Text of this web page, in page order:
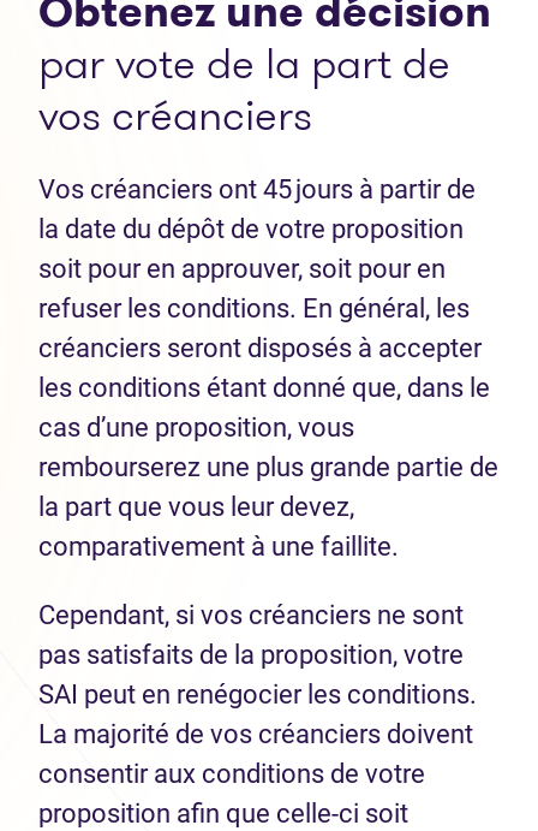
par vote de la part de
vos créanciers
Vos créanciers ont 45 jours à partir de
la date du dépôt de votre proposition
soit pour en approuver, soit pour en
refuser les conditions. En général, les
créanciers seront disposés à accepter
les conditions étant donné que, dans le
cas d’une proposition, vous
rembourserez une plus grande partie de
la part que vous leur devez,
comparativement à une faillite.
Cependant, si vos créanciers ne sont
pas satisfaits de la proposition, votre
SAI peut en renégocier les conditions.
La majorité de vos créanciers doivent
consentir aux conditions de votre
proposition afin que celle-ci soit